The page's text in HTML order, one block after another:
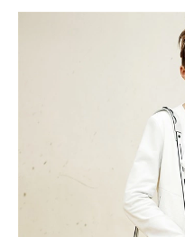
yoluyla
ve bu
soyad ve e-
işlenmesine